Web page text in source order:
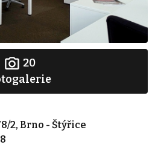
20
2, Brno - Štýřice